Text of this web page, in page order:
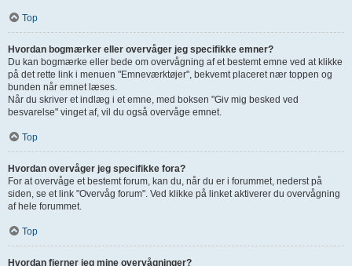
Top
Hvordan bogmærker eller overvåger jeg specifikke emner?
Du kan bogmærke eller bede om overvågning af et bestemt emne ved at klikke
på det rette link i menuen "Emneværktøjer", bekvemt placeret nær toppen og
bunden når emnet læses.
Når du skriver et indlæg i et emne, med boksen "Giv mig besked ved
besvarelse" vinget af, vil du også overvåge emnet.
Top
Hvordan overvåger jeg specifikke fora?
For at overvåge et bestemt forum, kan du, når du er i forummet, nederst på
siden, se et link "Overvåg forum". Ved klikke på linket aktiverer du overvågning
af hele forummet.
Top
Hvordan fjerner jeg mine overvågninger?